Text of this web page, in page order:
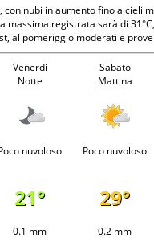
nubi in aumento fino a cieli
registrata sarà di
al pomeriggio moderati e
Venerdi
Notte
Sabato
Mattina
nuvoloso Poco nuvoloso
21° 29°
0.1 mm 0.2 mm